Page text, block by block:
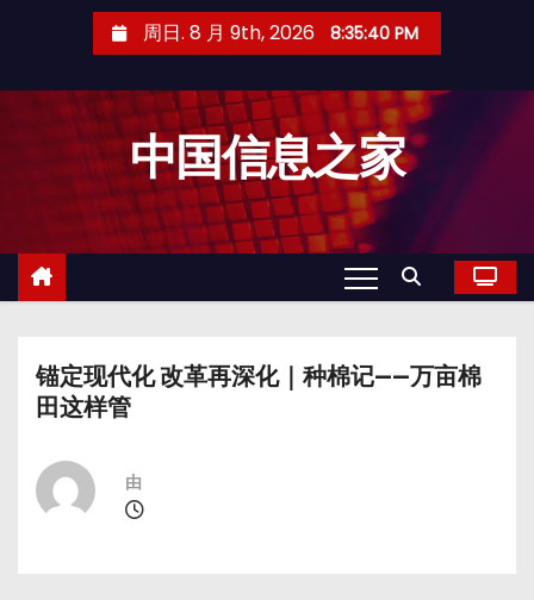
周日. 8 月 9th, 2026 8:35:41 PM
中国信息之家
锚定现代化 改革再深化｜种棉记——万亩棉
田这样管
由